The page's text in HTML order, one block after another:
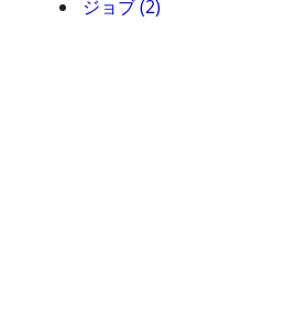
ジョブ (2)